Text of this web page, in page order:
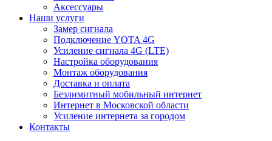
Аксессуары
Наши услуги
Замер сигнала
Подключение YOTA 4G
Усиление сигнала 4G (LTE)
Настройка оборудования
Монтаж оборудования
Доставка и оплата
Безлимитный мобильный интернет
Интернет в Московской области
Усиление интернета за городом
Контакты